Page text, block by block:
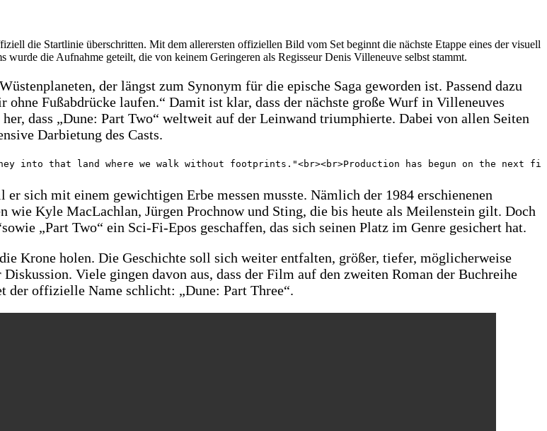
die Startlinie überschritten. Mit dem allerersten offiziellen Bild vom Set beginnt die nächste Etappe eines der visuell
die Aufnahme geteilt, die von keinem Geringeren als Regisseur Denis Villeneuve selbst stammt.
der längst zum Synonym für die epische Saga geworden ist. Passend dazu
Fußabdrücke laufen.“ Damit ist klar, dass der nächste große Wurf in Villeneuves
dass „Dune: Part Two“ weltweit auf der Leinwand triumphierte. Dabei von allen Seiten
Darbietung des Casts.
that land where we walk without footprints."<br><br>Production has begun on the next film
sich mit einem gewichtigen Erbe messen musste. Nämlich der 1984 erschienenen
wie Kyle MacLachlan, Jürgen Prochnow und Sting, die bis heute als Meilenstein gilt. Doch
„Part Two“ ein Sci-Fi-Epos geschaffen, das sich seinen Platz im Genre gesichert hat.
Krone holen. Die Geschichte soll sich weiter entfalten, größer, tiefer, möglicherweise
Viele gingen davon aus, dass der Film auf den zweiten Roman der Buchreihe
der offizielle Name schlicht: „Dune: Part Three“.